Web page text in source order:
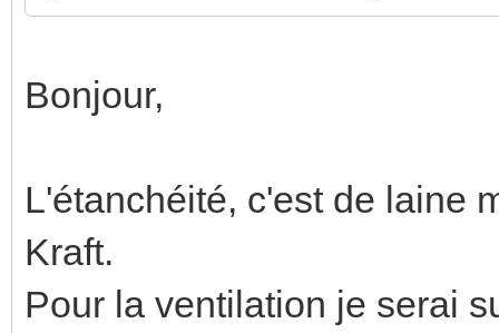
Bonjour,
L'étanchéité, c'est de laine
Kraft.
Pour la ventilation je serai